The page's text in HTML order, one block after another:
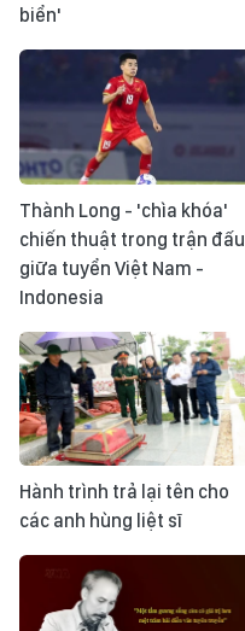
biển'
Thành Long - 'chìa khóa'
chiến thuật trong trận đấu
giữa tuyển Việt Nam -
Indonesia
Hành trình trả lại tên cho
các anh hùng liệt sĩ